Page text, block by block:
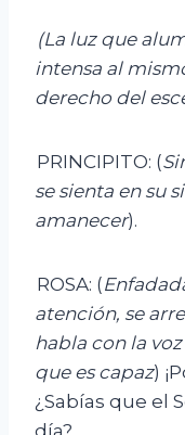
(La luz que
intensa al
derecho del
PRINCIPITO: (
se sienta en su
amanecer).
ROSA: (
atención, se
habla con la
que escapaz)
¿Sabías que el
día?